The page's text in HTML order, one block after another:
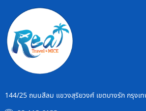
144/25 ถนนสีลม แขวงสุริยวงศ์ เขตบางรัก กรุงเ